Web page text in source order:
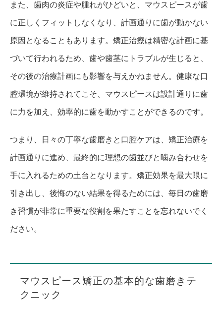
また、歯肉の炎症や腫れがひどいと、マウスピースが歯
に正しくフィットしなくなり、計画通りに歯が動かない
原因となることもあります。矯正治療は精密な計画に基
づいて行われるため、歯や歯茎にトラブルが生じると、
その後の治療計画にも影響を与えかねません。健康な口
腔環境が維持されてこそ、マウスピースは設計通りに歯
に力を加え、効率的に歯を動かすことができるのです。
つまり、日々の丁寧な歯磨きと口腔ケアは、矯正治療を
計画通りに進め、最終的に理想の歯並びと噛み合わせを
手に入れるための土台となります。矯正効果を最大限に
引き出し、後悔のない結果を得るためには、毎日の歯磨
き習慣が非常に重要な役割を果たすことを忘れないでく
ださい。
マウスピース矯正の基本的な歯磨きテ
クニック